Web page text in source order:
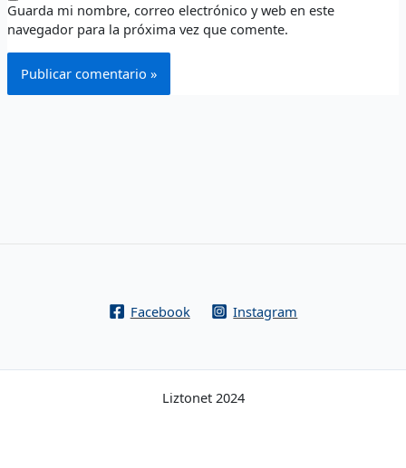
Guarda mi nombre, correo electrónico y web en este
navegador para la próxima vez que comente.
Facebook Instagram
Liztonet 2024